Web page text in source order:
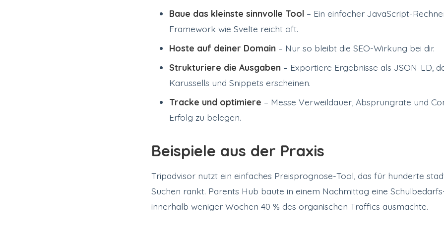
Baue das kleinste sinnvolle Tool – Ein einfacher JavaScript-
Framework wie Svelte reicht oft.
Hoste auf deiner Domain – Nur so bleibt die SEO-Wirkung bei dir.
Strukturiere die Ausgaben – Exportiere Ergebnisse als JSON-LD,
Karussells und Snippets erscheinen.
Tracke und optimiere – Messe Verweildauer, Absprungrate und
Erfolg zu belegen.
Beispiele aus der Praxis
Tripadvisor nutzt ein einfaches Preisprognose-Tool, das für hunderte
Suchen rankt. Parents Hub baute in einem Nachmittag eine
innerhalb weniger Wochen 40 % des organischen Traffics ausmachte.